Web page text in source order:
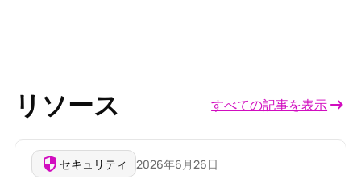
リソース すべての記事を表示
セキュリティ 2026年6月26日